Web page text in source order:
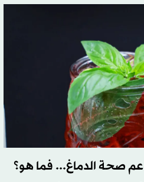
صحة الدماغ... فما هو؟